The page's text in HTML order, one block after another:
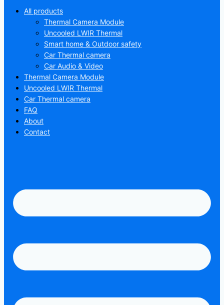
All products
Thermal Camera Module
Uncooled LWIR Thermal
Smart home & Outdoor safety
Car Thermal camera
Car Audio & Video
Thermal Camera Module
Uncooled LWIR Thermal
Car Thermal camera
FAQ
About
Contact